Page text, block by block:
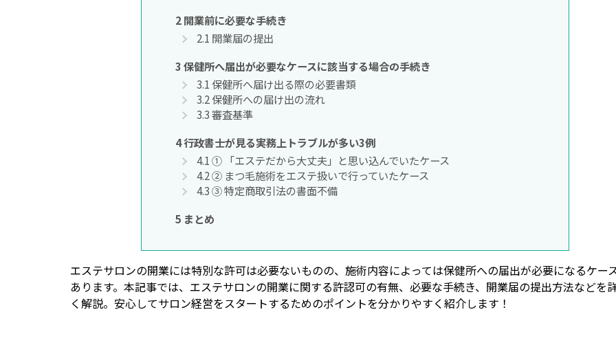
2開業前に必要な手続き
2.1 開業届の提出
3保健所へ届出が必要なケースに該当する場合の手続き
3.1保健所へ届け出る際の必要書類
3.2保健所への届け出の流れ
3.3審査基準
4行政書士が見る実務上トラブルが多い3例
4.1① 「エステだから大丈夫」と思い込んでいたケース
4.2② まつ毛施術をエステ扱いで行っていたケース
4.3③ 特定商取引法の書面不備
5 まとめ
エステサロンの開業には特別な許可は必要ないものの、施術内容によっては保健所への届出が必要になるケー
あります。本記事では、エステサロンの開業に関する許認可の有無、必要な手続き、開業届の提出方法などを
く解説。安心してサロン経営をスタートするためのポイントを分かりやすく紹介します！